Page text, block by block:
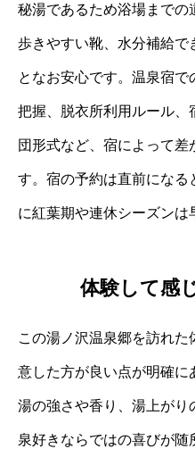
秘湯であるため浴場までの
歩きやすい靴、水分補給で
となお安心です。温泉宿
把握、脱衣所利用ルール
団形式など、宿によって
す。宿の予約は直前にな
に紅葉期や連休シーズンは
体験して感
この湯ノ沢温泉郷を訪れ
意した方が良い点が明確に
湯の強さや香り、湯上がり
泉好きならではの喜びが